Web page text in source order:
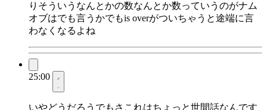
りそういうなんとかの数なんとか数っていうのがナム
オブはでも言うかでもis overがついちゃうと途端に言
わなくなるよね
25:00
いやどうだろうでもさこれはちょっと世間話なんです